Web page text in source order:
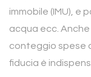
immobile (IMU), e
acqua ecc.
conteggio spese
fiducia è